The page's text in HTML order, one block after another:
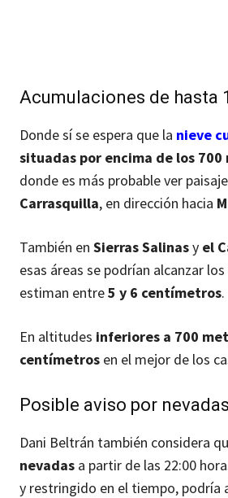
Acumulaciones de hasta
Donde sí se espera que la nieve
situadas por encima de los 700
donde es más probable ver
Carrasquilla, en dirección hacia
También en Sierras Salinasy el
esas áreas se podrían alcanzar los
estiman entre5 y 6 centímetros.
En altitudes inferiores a 700
centímetros en el mejor de los
Posible aviso por nevadas
Dani Beltrán también considera
nevadas a partir de las 22:00
y restringido en el tiempo, podría